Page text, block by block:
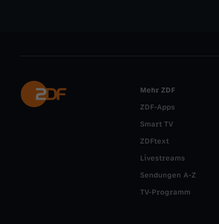
Mehr ZDF
ZDF-Apps
Smart TV
ZDFtext
Livestreams
Sendungen A-Z
TV-Programm